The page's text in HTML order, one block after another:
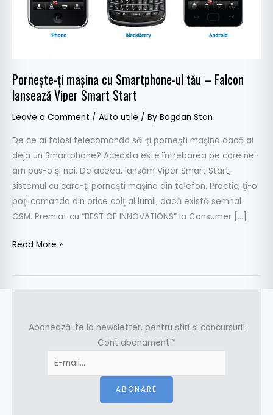
Porneşte-ţi maşina cu Smartphone-ul tău – Falcon
lansează Viper Smart Start
Leave a Comment / Auto utile / By Bogdan Stan
De ce ai folosi telecomanda să-ţi porneşti maşina dacă ai
deja un Smartphone? Aceasta este întrebarea pe care ne-
am pus-o şi noi. De aceea, lansăm Viper Smart Start,
sistemul cu care-ţi porneşti maşina din telefon. Practic, ţi-o
poţi comanda din orice colţ al lumii, dacă există semnal
GSM. Premiat cu “BEST OF INNOVATIONS” la Consumer […]
Falcon
Start
Read More »
Abonează-te la newsletter, pentru știri și concursuri!
Cont abonament *
ABONARE